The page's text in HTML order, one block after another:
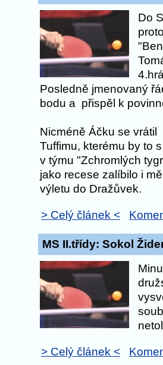
Do
Posledně jmenovaný
bodu a přispěl k
Nicméně Áčku se
Tuffimu, kterému by to
v týmu "Zchromlých
jako recese zalíbilo i
výletu do Dražůvek.
> Celý článek <
MS II.třídy: Sokol
> Celý článek <